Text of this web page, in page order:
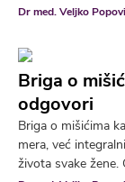
Dr med. Veljko
Briga o
odgovori
Briga o mišićima
mera, već
života svake žene.